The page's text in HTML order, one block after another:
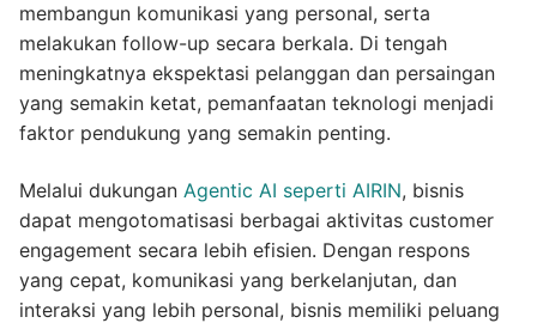
membangun komunikasi yang personal, serta
melakukan follow-up secara berkala. Di tengah
meningkatnya ekspektasi pelanggan dan persaingan
yang semakin ketat, pemanfaatan teknologi menjadi
faktor pendukung yang semakin penting.
Melalui dukungan Agentic AI seperti AIRIN, bisnis
dapat mengotomatisasi berbagai aktivitas customer
engagement secara lebih efisien. Dengan respons
yang cepat, komunikasi yang berkelanjutan, dan
interaksi yang lebih personal, bisnis memiliki peluang